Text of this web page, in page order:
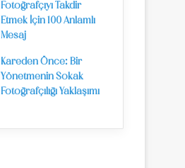
Fotoğrafçıyı Takdir
Etmek İçin 100 Anlamlı
Mesaj
Kareden Önce: Bir
Yönetmenin Sokak
Fotoğrafçılığı Yaklaşımı